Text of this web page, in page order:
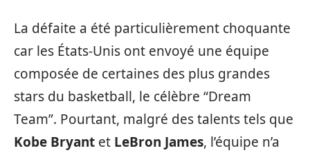
La défaite a été particulièrement choquante
car les États-Unis ont envoyé une équipe
composée de certaines des plus grandes
stars du basketball, le célèbre “Dream
Team”. Pourtant, malgré des talents tels que
Kobe Bryant et LeBron James, l’équipe n’a